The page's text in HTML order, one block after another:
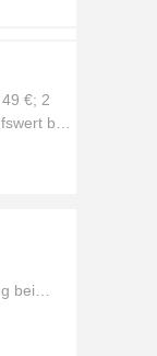
€; 2
bei
bei